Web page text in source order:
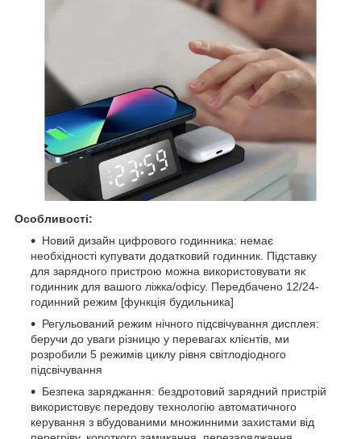
Особливості:
Новий дизайн цифрового годинника: немає
необхідності купувати додатковий годинник. Підставку
для зарядного пристрою можна використовувати як
годинник для вашого ліжка/офісу. Передбачено 12/24-
годинний режим [функція будильника]
Регульований режим нічного підсвічування дисплея:
беручи до уваги різницю у перевагах клієнтів, ми
розробили 5 режимів циклу рівня світлодіодного
підсвічування
Безпека заряджання: бездротовий зарядний пристрій
використовує передову технологію автоматичного
керування з вбудованими множинними захистами від